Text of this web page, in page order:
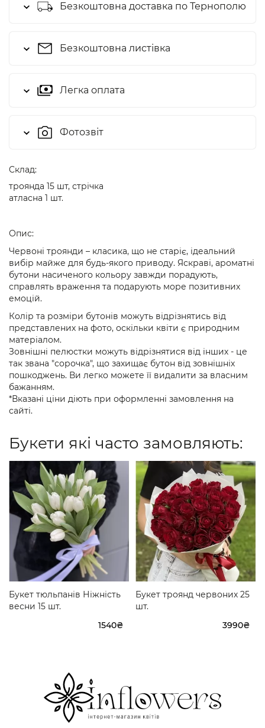
Безкоштовна доставка по Тернополю
Безкоштовна листівка
Легка оплата
Фотозвіт
Cклад:
троянда 15 шт, стрічка
атласна 1 шт.
Опис:
Червоні троянди – класика, що не старіє, ідеальний
вибір майже для будь-якого приводу. Яскраві, ароматні
бутони насиченого кольору завжди порадують,
справлять враження та подарують море позитивних
емоцій.
Колір та розміри бутонів можуть відрізнятись від
представлених на фото, оскільки квіти є природним
матеріалом.
Зовнішні пелюстки можуть відрізнятися від інших - це
так звана "сорочка", що захищає бутон від зовнішніх
пошкоджень. Ви легко можете її видалити за власним
бажанням.
*Вказані ціни діють при оформленні замовлення на
сайті.
Букети які часто замовляють:
Букет тюльпанів Ніжність
весни 15 шт.
1540₴
Букет троянд червоних 25
шт.
3990₴